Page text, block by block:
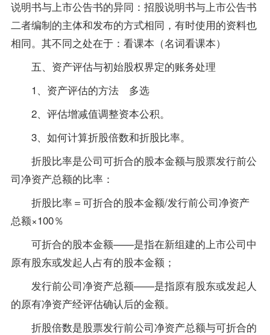
说明书与上市公告书的异同：招股说明书与上市公告书
二者编制的主体和发布的方式相同，有时使用的资料也
相同。其不同之处在于：看课本（名词看课本）
五、 资产评估与初始股权界定的账务处理
1、资产评估的方法 多选
2、评估增减值调整资本公积。
3、如何计算折股倍数和折股比率。
折股比率是公司可折合的股本金额与股票发行前公
司净资产总额的比率：
折股比率＝可折合的股本金额/发行前公司净资产
总额×100％
可折合的股本金额——是指在新组建的上市公司中
原有股东或发起人占有的股本金额；
发行前公司净资产总额——是指原有股东或发起人
的原有净资产经评估确认后的金额。
折股倍数是股票发行前公司净资产总额与可折合的